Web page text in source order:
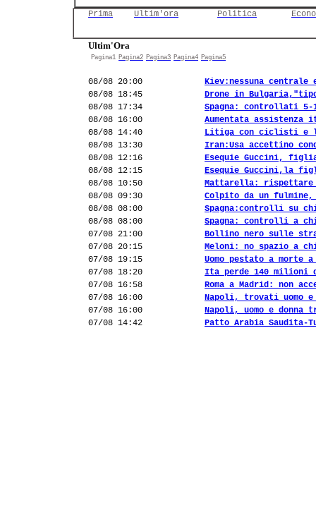
Prima Ultim'ora Politica
Ultim'Ora
Pagina1 Pagina2 Pagina3 Pagina4 Pagina5
08/08 20:00
Kiev:nessuna
08/08 18:45
Drone in
08/08 17:34
Spagna: controllati 5-
08/08 16:00
Aumentata assistenza
08/08 14:40
Litiga con ciclisti
08/08 13:30
Iran:Usa accettino
08/08 12:16
Esequie Guccini,
08/08 12:15
Esequie Guccini,la
08/08 10:50
Mattarella:
08/08 09:30
Colpito da un fulmine,
08/08 08:00
Spagna:controlli su
08/08 08:00
Spagna: controlli a
07/08 21:00
Bollino nero sulle
07/08 20:15
Meloni: no spazio a
07/08 19:15
Uomo pestato a morte
07/08 18:20
Ita perde 140 milioni
07/08 16:58
Roma a Madrid: non
07/08 16:00
Napoli, trovati uomo e
07/08 16:00
Napoli, uomo e donna
07/08 14:42
Patto Arabia Saudita-